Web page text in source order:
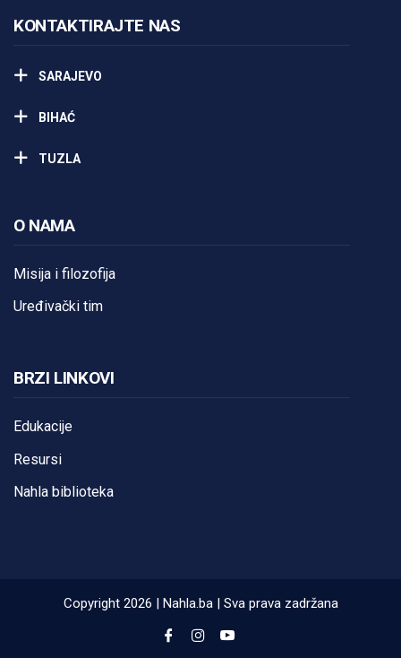
KONTAKTIRAJTE NAS
SARAJEVO
BIHAĆ
TUZLA
O NAMA
Misija i filozofija
Uređivački tim
BRZI LINKOVI
Edukacije
Resursi
Nahla biblioteka
Copyright 2026 | Nahla.ba | Sva prava zadržana